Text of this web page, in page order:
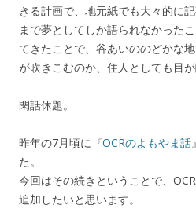
きる計画で、地元紙でも大々的に
まで夢としてしか語られなかった
てきたことで、谷あいののどかな
が吹きこむのか、住人としても目が
閑話休題。
昨年の7月頃に『OCRのよもやま話
た。
今回はその続きということで、
追加したいと思います。